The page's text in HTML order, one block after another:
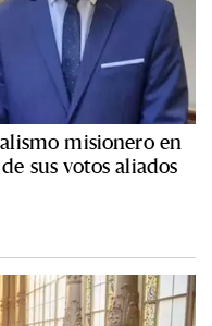
misionero en
sus votos aliados